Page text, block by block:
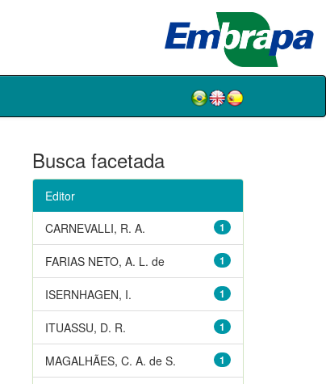
Busca facetada
Editor
1
CARNEVALLI, R. A.
1
FARIAS NETO, A. L. de
1
ISERNHAGEN, I.
1
ITUASSU, D. R.
1
MAGALHÃES, C. A. de S.